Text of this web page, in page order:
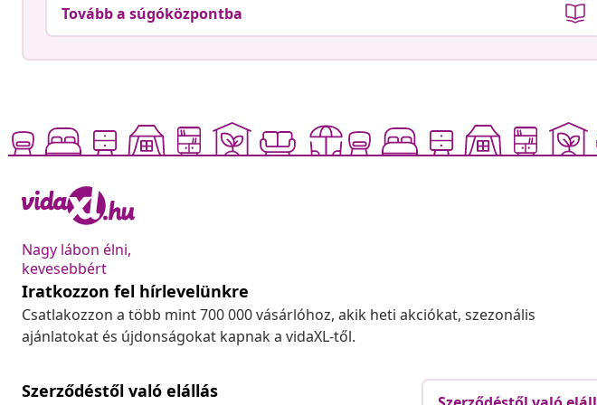
Tovább a súgóközpontba
Nagy lábon élni,
kevesebbért
Iratkozzon fel hírlevelünkre
Csatlakozzon a több mint 700 000 vásárlóhoz, akik heti akciókat, szezonális
ajánlatokat és újdonságokat kapnak a vidaXL-től.
Szerződéstől való elállás